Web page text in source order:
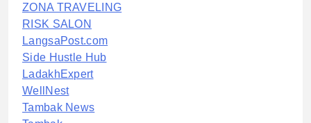
ZONA TRAVELING
RISK SALON
LangsaPost.com
Side Hustle Hub
LadakhExpert
WellNest
Tambak News